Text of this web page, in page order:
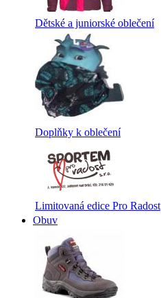
Dětské a juniorské oblečení
Doplňky k oblečení
Limitovaná edice Pro Radost
Obuv